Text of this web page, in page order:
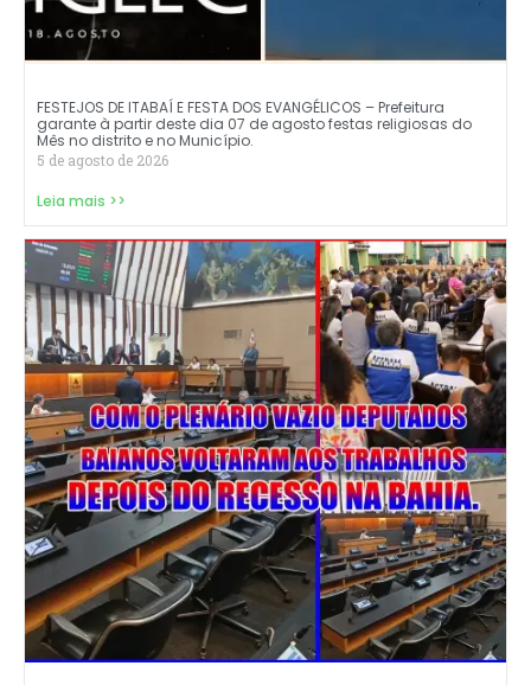
FESTEJOS DE ITABAÍ E FESTA DOS EVANGÉLICOS – Prefeitura
garante à partir deste dia 07 de agosto festas religiosas do
Mês no distrito e no Município.
5 de agosto de 2026
Leia mais >>